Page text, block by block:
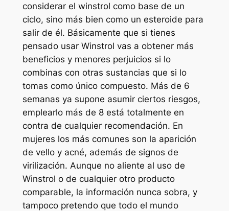
considerar el winstrol como base de un
ciclo, sino más bien como un esteroide para
salir de él. Básicamente que si tienes
pensado usar Winstrol vas a obtener más
beneficios y menores perjuicios si lo
combinas con otras sustancias que si lo
tomas como único compuesto. Más de 6
semanas ya supone asumir ciertos riesgos,
emplearlo más de 8 está totalmente en
contra de cualquier recomendación. En
mujeres los más comunes son la aparición
de vello y acné, además de signos de
virilización. Aunque no aliente al uso de
Winstrol o de cualquier otro producto
comparable, la información nunca sobra, y
tampoco pretendo que todo el mundo